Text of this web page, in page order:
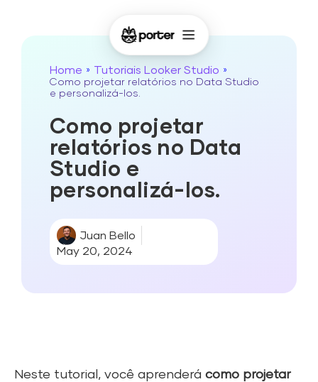
Home » Tutoriais Looker Studio »
Como projetar relatórios no Data Studio
e personalizá-los.
Como projetar
relatórios no Data
Studio e
personalizá-los.
Juan Bello
May 20, 2024
Neste tutorial, você aprenderá como projetar